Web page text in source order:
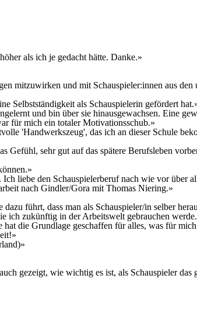
als ich je gedacht hätte. Danke.»
mitzuwirken und mit Schauspieler:innen aus
Selbstständigkeit als Schauspielerin gefördert
und bin über sie hinausgewachsen. Eine
für mich ein totaler Motivationsschub.»
'Handwerkszeug', das ich an dieser Schule
Gefühl, sehr gut auf das spätere Berufsleben
liebe den Schauspielerberuf nach wie vor über
nach Gindler/Gora mit Thomas Niering.»
führt, dass man als Schauspieler/in selber
ich zukünftig in der Arbeitswelt gebrauchen
die Grundlage geschaffen für alles, was für
gezeigt, wie wichtig es ist, als Schauspieler das